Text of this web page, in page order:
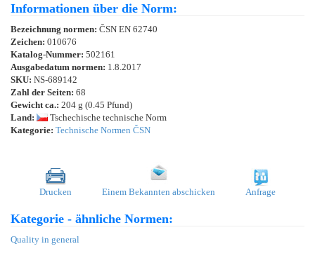
Informationen über die Norm:
Bezeichnung normen: ČSN EN 62740
Zeichen: 010676
Katalog-Nummer: 502161
Ausgabedatum normen: 1.8.2017
SKU: NS-689142
Zahl der Seiten: 68
Gewicht ca.: 204 g (0.45 Pfund)
Land:
Tschechische technische Norm
Kategorie: Technische Normen ČSN
Drucken Einem Bekannten abschicken Anfrage
Kategorie - ähnliche Normen:
Quality in general